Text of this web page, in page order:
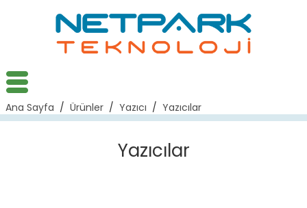
Ana Sayfa / Ürünler / Yazıcı / Yazıcılar
Yazıcılar